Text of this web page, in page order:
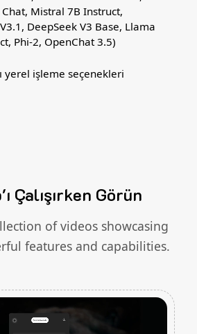
Mistral 7B Instruct,
DeepSeek V3 Base, Llama
Phi-2, OpenChat 3.5)
yerel işleme seçenekleri
Çalışırken Görün
of videos showcasing
features and capabilities.